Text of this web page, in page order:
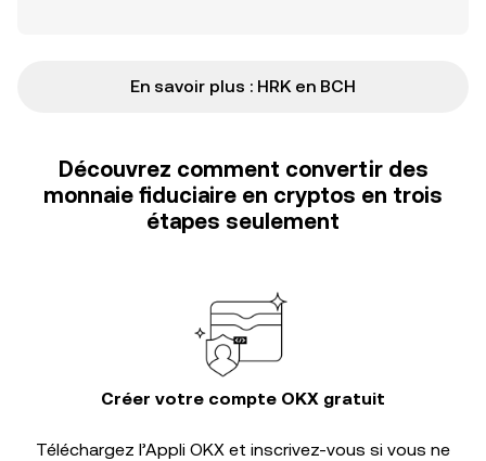
En savoir plus : HRK en BCH
Découvrez comment convertir des
monnaie fiduciaire en cryptos en trois
étapes seulement
Créer votre compte OKX gratuit
Téléchargez l’Appli OKX et inscrivez-vous si vous ne